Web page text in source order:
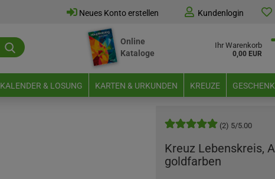
Neues Konto erstellen Kundenlogin
Suche...
Online
Kataloge
Ihr Warenkorb
0,00 EUR
KALENDER & LOSUNG KARTEN & URKUNDEN KREUZE
(2) 5/5.00
Kreuz Lebenskreis,
goldfarben